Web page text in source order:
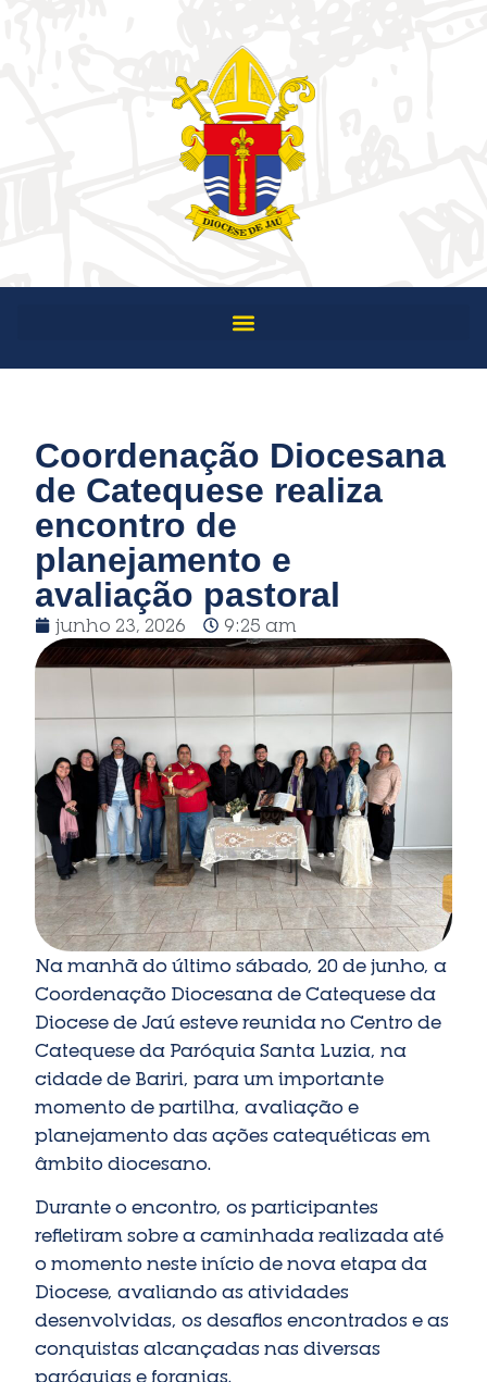
Coordenação Diocesana
de Catequese realiza
encontro de
planejamento e
avaliação pastoral
junho 23, 2026 9:25 am
Na manhã do último sábado, 20 de junho, a
Coordenação Diocesana de Catequese da
Diocese de Jaú esteve reunida no Centro de
Catequese da Paróquia Santa Luzia, na
cidade de Bariri, para um importante
momento de partilha, avaliação e
planejamento das ações catequéticas em
âmbito diocesano.
Durante o encontro, os participantes
refletiram sobre a caminhada realizada até
o momento neste início de nova etapa da
Diocese, avaliando as atividades
desenvolvidas, os desafios encontrados e as
conquistas alcançadas nas diversas
paróquias e foranias.